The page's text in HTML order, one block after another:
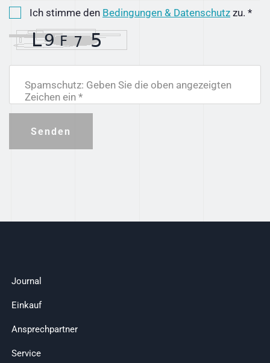
Ich stimme den Bedingungen & Datenschutz zu. *
Spamschutz: Geben Sie die oben angezeigten
Zeichen ein *
Senden
Journal
Einkauf
Ansprechpartner
Service